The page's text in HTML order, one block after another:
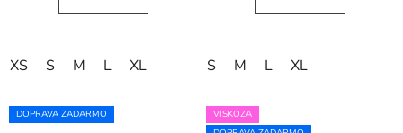
XS S M L XL S M L XL
DOPRAVA ZADARMO
VISKÓZA